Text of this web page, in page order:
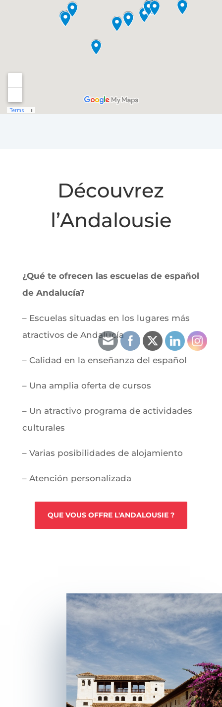
Découvrez
l’Andalousie
¿Qué te ofrecen las escuelas de español
de Andalucía?
– Escuelas situadas en los lugares más
atractivos de Andalucía
– Calidad en la enseñanza del español
– Una amplia oferta de cursos
– Un atractivo programa de actividades
culturales
– Varias posibilidades de alojamiento
– Atención personalizada
QUE VOUS OFFRE L'ANDALOUSIE ?